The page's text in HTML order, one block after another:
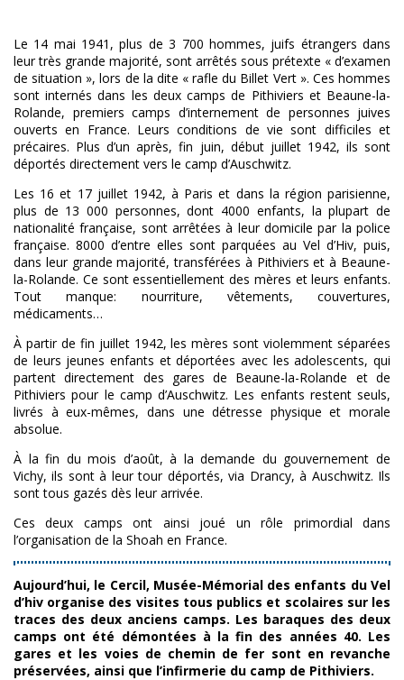
Le 14 mai 1941, plus de 3 700 hommes, juifs étrangers dans
leur très grande majorité, sont arrêtés sous prétexte « d’examen
de situation », lors de la dite « rafle du Billet Vert ». Ces hommes
sont internés dans les deux camps de Pithiviers et Beaune-la-
Rolande, premiers camps d’internement de personnes juives
ouverts en France. Leurs conditions de vie sont difficiles et
précaires. Plus d’un après, fin juin, début juillet 1942, ils sont
déportés directement vers le camp d’Auschwitz.
Les 16 et 17 juillet 1942, à Paris et dans la région parisienne,
plus de 13 000 personnes, dont 4000 enfants, la plupart de
nationalité française, sont arrêtées à leur domicile par la police
française. 8000 d’entre elles sont parquées au Vel d’Hiv, puis,
dans leur grande majorité, transférées à Pithiviers et à Beaune-
la-Rolande. Ce sont essentiellement des mères et leurs enfants.
Tout manque: nourriture, vêtements, couvertures,
médicaments…
À partir de fin juillet 1942, les mères sont violemment séparées
de leurs jeunes enfants et déportées avec les adolescents, qui
partent directement des gares de Beaune-la-Rolande et de
Pithiviers pour le camp d’Auschwitz. Les enfants restent seuls,
livrés à eux-mêmes, dans une détresse physique et morale
absolue.
À la fin du mois d’août, à la demande du gouvernement de
Vichy, ils sont à leur tour déportés, via Drancy, à Auschwitz. Ils
sont tous gazés dès leur arrivée.
Ces deux camps ont ainsi joué un rôle primordial dans
l’organisation de la Shoah en France.
Aujourd’hui, le Cercil, Musée-Mémorial des enfants du Vel
d’hiv organise des visites tous publics et scolaires sur les
traces des deux anciens camps. Les baraques des deux
camps ont été démontées à la fin des années 40. Les
gares et les voies de chemin de fer sont en revanche
préservées, ainsi que l’infirmerie du camp de Pithiviers.